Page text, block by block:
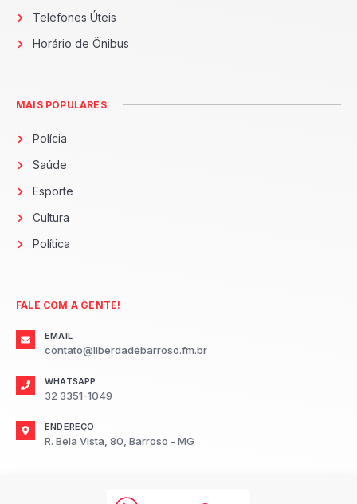
Telefones Úteis
Horário de Ônibus
MAIS POPULARES
Polícia
Saúde
Esporte
Cultura
Política
FALE COM A GENTE!
EMAIL
contato@liberdadebarroso.fm.br
WHATSAPP
32 3351-1049
ENDEREÇO
R. Bela Vista, 80, Barroso - MG